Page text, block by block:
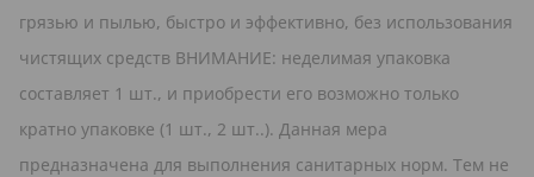
грязью и пылью, быстро и эффективно, без использования
чистящих средств ВНИМАНИЕ: неделимая упаковка
составляет 1 шт., и приобрести его возможно только
кратно упаковке (1 шт., 2 шт..). Данная мера
предназначена для выполнения санитарных норм. Тем не